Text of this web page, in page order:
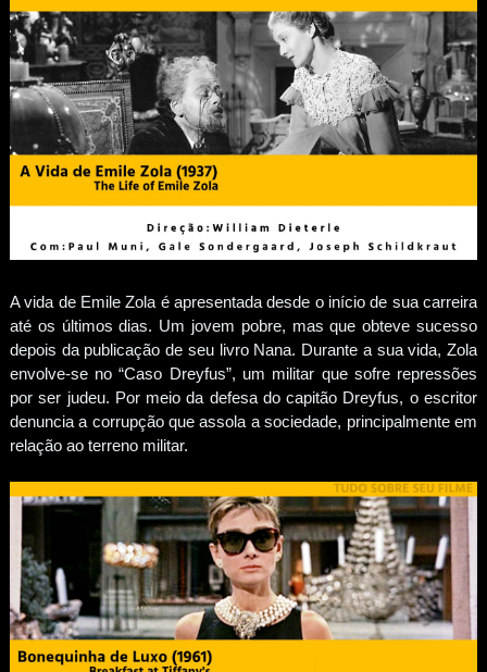
A vida de Emile Zola é apresentada desde o início de sua carreira
até os últimos dias. Um jovem pobre, mas que obteve sucesso
depois da publicação de seu livro Nana. Durante a sua vida, Zola
envolve-se no “Caso Dreyfus”, um militar que sofre repressões
por ser judeu. Por meio da defesa do capitão Dreyfus, o escritor
denuncia a corrupção que assola a sociedade, principalmente em
relação ao terreno militar.